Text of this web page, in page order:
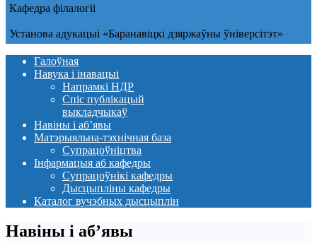
Кафедра фiлалогii
Установа адукацыi «Баранавіцкі дзяржаўны ўніверсітэт»
Галоўная
Навука і інавацыі
Напрамкі НДР
Спіс публікацый
выкладчыкаў
Навіны i аб’явы
Матэрыяльна-тэхнічная база
Супрацоўніцтва
Інфармацыя аб кафедры
Супрацоўнікі кафедры
Дысцыпліны кафедры
Каталог вучэбных дысцыплін
Навіны i аб’явы